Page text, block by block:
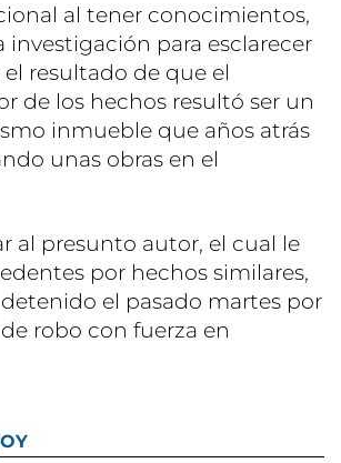
al tener conocimientos,
investigación para esclarecer
resultado de que el
de los hechos resultó ser un
inmueble que años atrás
unas obras en el
al presunto autor, el cual le
por hechos similares,
el pasado martes por
robo con fuerza en